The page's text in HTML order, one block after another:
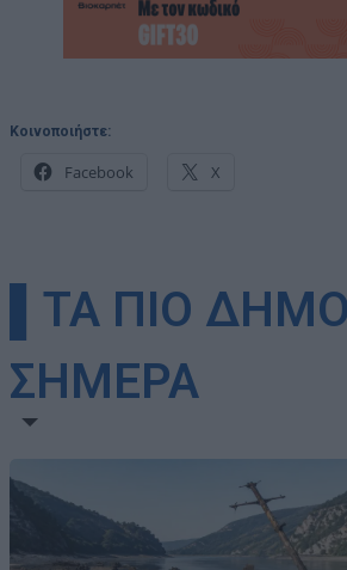
Κοινοποιήστε:
Facebook X
▌ΤΑ ΠΙΟ
ΣΗΜΕΡΑ